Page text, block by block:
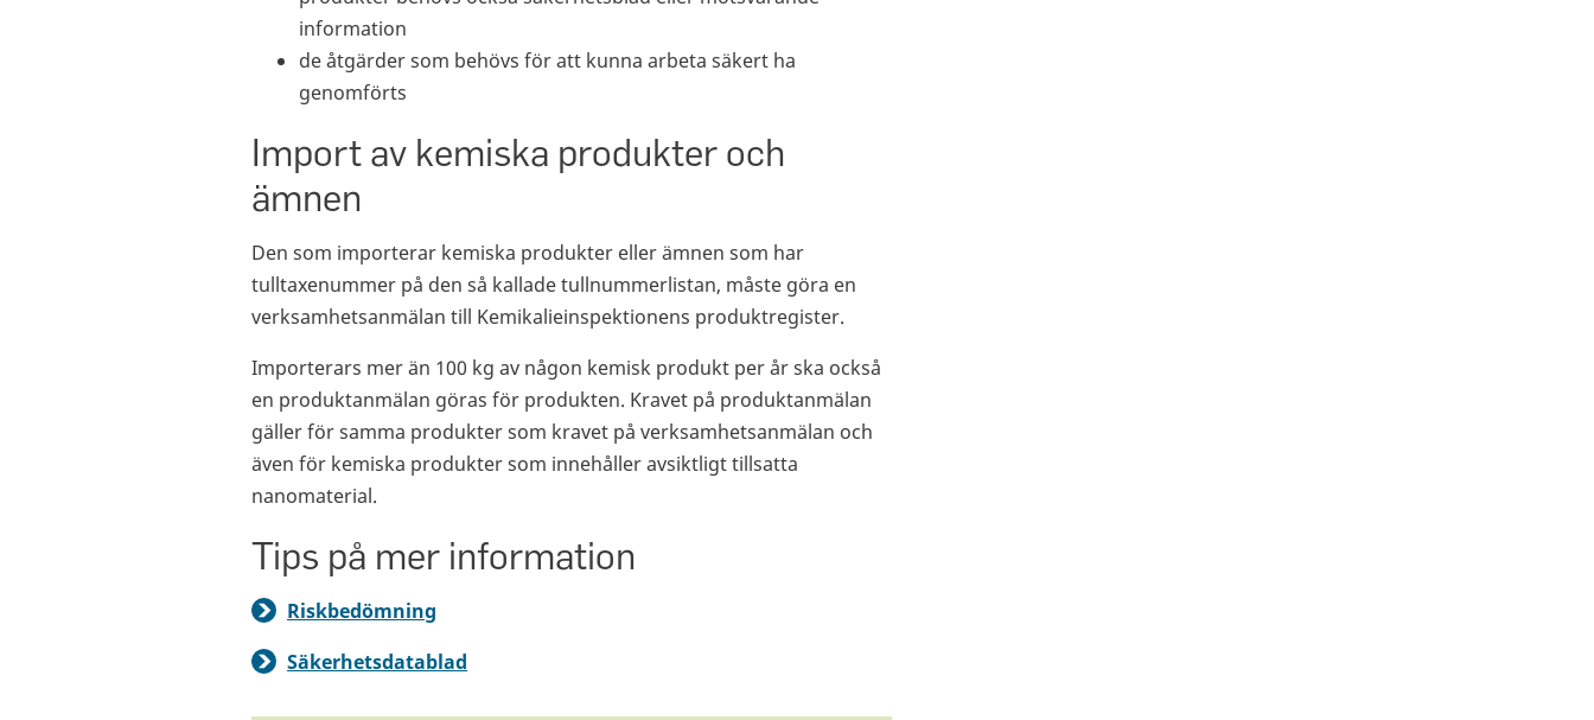
information
de åtgärder som behövs för att kunna arbeta säkert ha
genomförts
Import av kemiska produkter och
ämnen
Den som importerar kemiska produkter eller ämnen som har
tulltaxenummer på den så kallade tullnummerlistan, måste göra en
verksamhetsanmälan till Kemikalieinspektionens produktregister.
Importerars mer än 100 kg av någon kemisk produkt per år ska också
en produktanmälan göras för produkten. Kravet på produktanmälan
gäller för samma produkter som kravet på verksamhetsanmälan och
även för kemiska produkter som innehåller avsiktligt tillsatta
nanomaterial.
Tips på mer information
Riskbedömning
Säkerhetsdatablad